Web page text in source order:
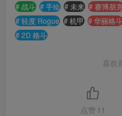
# 战斗 # 手绘 # 未来 # 赛博朋
# 轻度 Rogue # 机甲 # 华丽格斗
# 2D 格斗
喜欢
点赞 11